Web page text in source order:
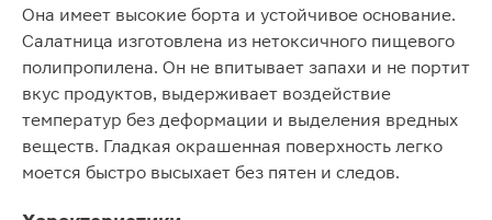
Она имеет высокие борта и устойчивое основание.
Салатница изготовлена из нетоксичного пищевого
полипропилена. Он не впитывает запахи и не портит
вкус продуктов, выдерживает воздействие
температур без деформации и выделения вредных
веществ. Гладкая окрашенная поверхность легко
моется быстро высыхает без пятен и следов.